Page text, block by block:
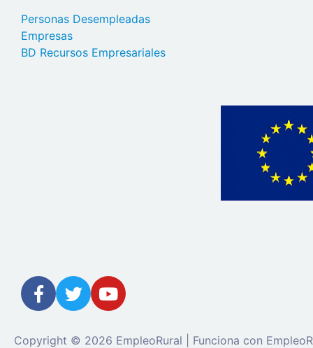
Personas Desempleadas
Empresas
BD Recursos Empresariales
Copyright © 2026 EmpleoRural | Funciona con